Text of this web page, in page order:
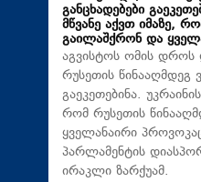
განცხადებები
მწვანე აქვთ იმაზე,
გაილაშქრონ და
აგვისტოს ომის
რუსეთის წინააღმდეგ
გაეკეთებინა.
რომ რუსეთის
ყველანაირი
პარლამენტის
ირაკლი ზარქუამ.